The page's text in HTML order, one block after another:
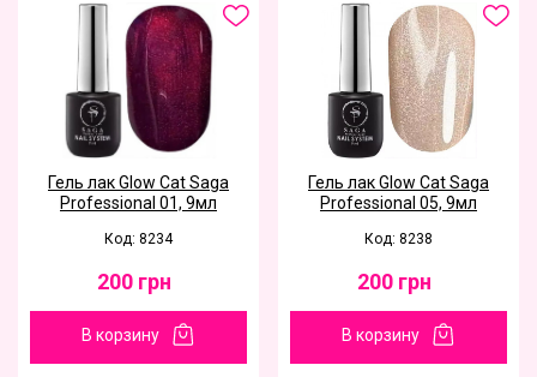
Гель лак Glow Cat Saga
Professional 01, 9мл
Код: 8234
200 грн
В корзину
Гель лак Glow Cat Saga
Professional 05, 9мл
Код: 8238
200 грн
В корзину